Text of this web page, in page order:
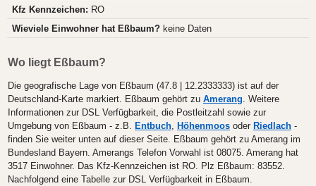
Kfz Kennzeichen: RO
Wieviele Einwohner hat Eßbaum? keine Daten
Wo liegt Eßbaum?
Die geografische Lage von Eßbaum (47.8 | 12.2333333) ist auf der
Deutschland-Karte markiert. Eßbaum gehört zu Amerang. Weitere
Informationen zur DSL Verfügbarkeit, die Postleitzahl sowie zur
Umgebung von Eßbaum - z.B. Entbuch, Höhenmoos oder Riedlach -
finden Sie weiter unten auf dieser Seite. Eßbaum gehört zu Amerang im
Bundesland Bayern. Amerangs Telefon Vorwahl ist 08075. Amerang hat
3517 Einwohner. Das Kfz-Kennzeichen ist RO. Plz Eßbaum: 83552.
Nachfolgend eine Tabelle zur DSL Verfügbarkeit in Eßbaum.